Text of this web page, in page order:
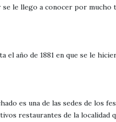
se le llego a conocer por mucho
el año de 1881 en que se le
es una de las sedes de los
restaurantes de la localidad